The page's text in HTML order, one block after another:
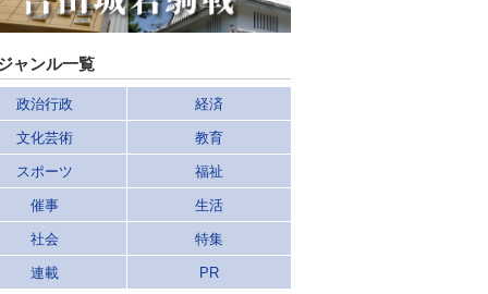
ャンル一覧
政治行政 経済
文化芸術 教育
スポーツ 福祉
催事 生活
社会 特集
連載 PR